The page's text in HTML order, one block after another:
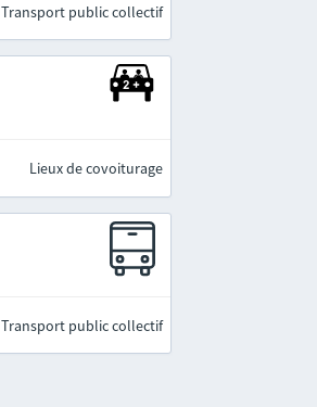
Transport public collectif
Lieux de covoiturage
Transport public collectif